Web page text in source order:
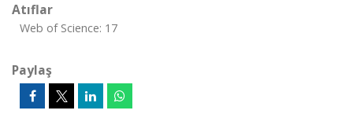
Atıflar
Web of Science: 17
Paylaş